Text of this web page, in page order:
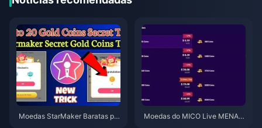
Moedas StarMaker Baratas par
Moedas do MICO Live MENA a